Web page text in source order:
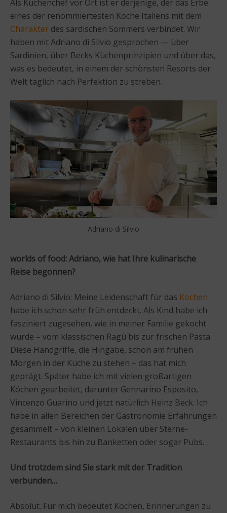
Als Küchenchef vor Ort ist er derjenige, der das Erbe
eines der renommiertesten Köche Italiens mit dem
Charakter des sardischen Sommers verbindet. Wir
haben mit Adriano di Silvio gesprochen — über
Sardinien, über Becks Küchenprinzipien und über das,
was es bedeutet, in einem der schönsten Resorts der
Welt täglich nach Perfektion zu streben.
Adriano di Silvio
worlds of food: Adriano, wie hat Ihre kulinarische
Reise begonnen?
Adriano di Silvio: Meine Leidenschaft für das Kochen
habe ich schon sehr früh entdeckt. Als Kind habe ich
fasziniert zugesehen, wie in meiner Familie gekocht
wurde – vom klassischen Ragù bis zur frischen Pasta.
Diese Handgriffe, die Hingabe, schon am frühen
Morgen in der Küche zu stehen – das hat mich
geprägt. Später habe ich mit vielen großartigen
Köchen gearbeitet, darunter Gennarino Esposito,
Vincenzo Guarino und jetzt natürlich Heinz Beck. Ich
habe in allen Bereichen der Gastronomie Erfahrungen
gesammelt – von kleinen Lokalen über Sterne-
Restaurants bis hin zu Banketten oder sogar Pubs.
Und trotzdem sind Sie stark mit der Tradition
verbunden…
Absolut. Für mich bedeutet Kochen, Erinnerungen zu